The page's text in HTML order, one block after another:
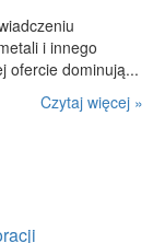
i innego
ofercie dominują...
Czytaj więcej »